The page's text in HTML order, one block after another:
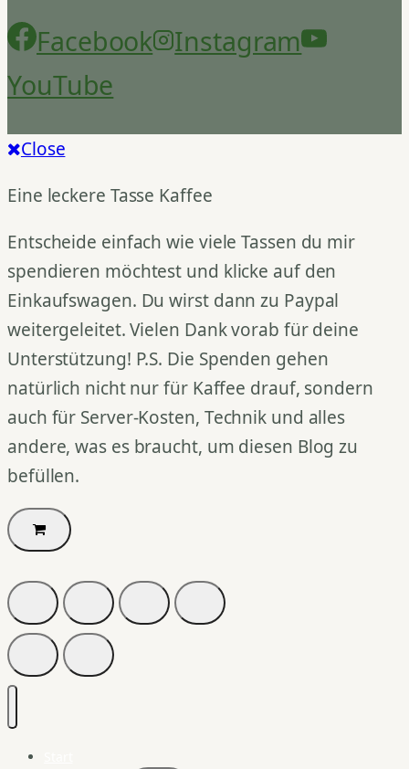
Facebook
Instagram
YouTube
Close
Eine leckere Tasse Kaffee
Entscheide einfach wie viele Tassen du mir
spendieren möchtest und klicke auf den
Einkaufswagen. Du wirst dann zu Paypal
weitergeleitet. Vielen Dank vorab für deine
Unterstützung! P.S. Die Spenden gehen
natürlich nicht nur für Kaffee drauf, sondern
auch für Server-Kosten, Technik und alles
andere, was es braucht, um diesen Blog zu
befüllen.